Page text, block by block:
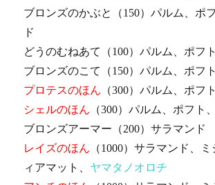
ブロンズのかぶと（150）パルム、ポ
ド
どうのむねあて（100）パルム、ポフト
ブロンズのこて（150）パルム、ポフ
プロテスのほん （300）パルム、ポフ
シェルのほん （300）パルム、ポフト
ブロンズアーマー（200）サラマンド
レイズのほん （1000）サラマンド、
ィアマット、 ヤマタノオロチ